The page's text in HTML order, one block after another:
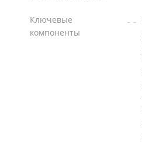
Ключевые
компоненты